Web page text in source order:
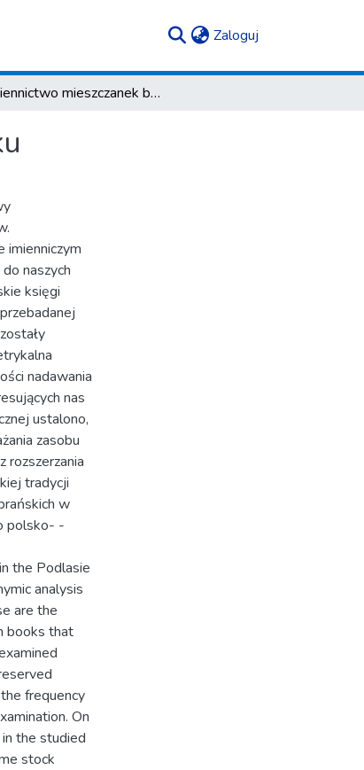
Zaloguj
Imiennictwo mieszczanek brańskich w XVII–XVIII wieku
imienniczym
naszych
księgi
nadawania
nas
ustalono,
zasobu
rozszerzania
tradycji
w
polsko- -
the Podlasie
analysis
are the
books that
frequency
On
the studied
stock